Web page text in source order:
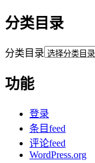
分类目录
分类目录
功能
登录
条目feed
评论feed
WordPress.org